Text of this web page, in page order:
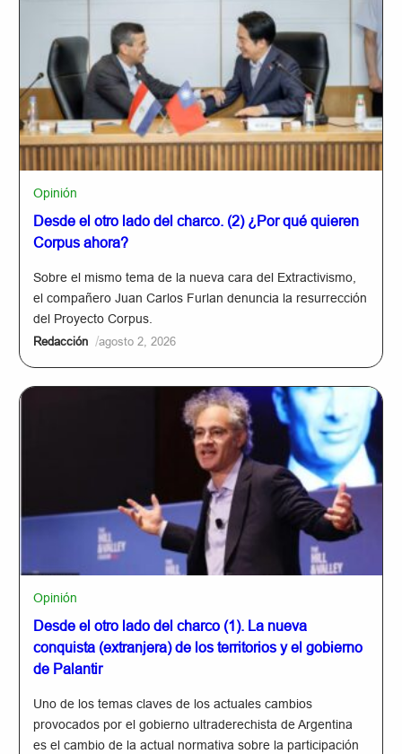
Opinión
Desde el otro lado del charco. (2) ¿Por qué quieren
Corpus ahora?
Sobre el mismo tema de la nueva cara del Extractivismo,
el compañero Juan Carlos Furlan denuncia la resurrección
del Proyecto Corpus.
Redacción /agosto 2, 2026
Opinión
Desde el otro lado del charco (1). La nueva
conquista (extranjera) de los territorios y el gobierno
de Palantir
Uno de los temas claves de los actuales cambios
provocados por el gobierno ultraderechista de Argentina
es el cambio de la actual normativa sobre la participación